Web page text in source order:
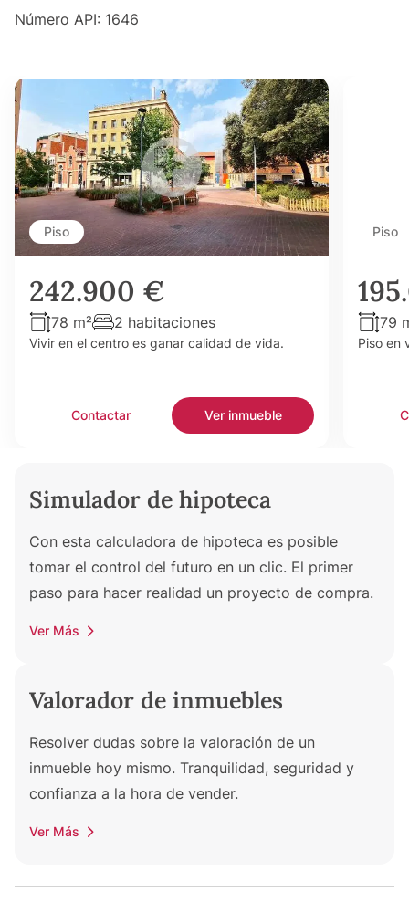
Número API: 1646
Piso
242.900 €
78 m² 2 habitaciones
Vivir en el centro es ganar calidad de vida.
Contactar Ver inmueble
Piso
79
Piso en
Simulador de hipoteca
Con esta calculadora de hipoteca es posible
tomar el control del futuro en un clic. El primer
paso para hacer realidad un proyecto de compra.
Ver Más
Valorador de inmuebles
Resolver dudas sobre la valoración de un
inmueble hoy mismo. Tranquilidad, seguridad y
confianza a la hora de vender.
Ver Más